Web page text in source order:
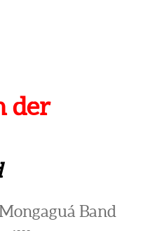
der
Band